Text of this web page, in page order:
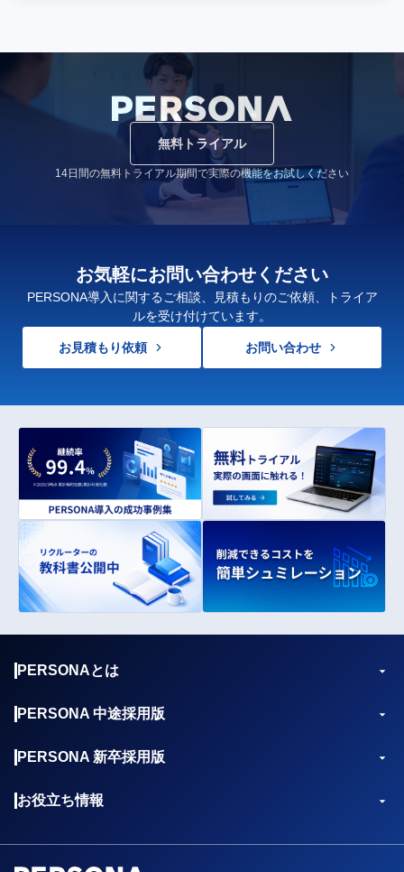
無料トライアル
14日間の無料トライアル期間で実際の機能をお試しください
お気軽にお問い合わせください
PERSONA導入に関するご相談、見積もりのご依頼、トライア
ルを受け付けています。
お見積もり依頼 お問い合わせ
PERSONAとは
PERSONA 中途採用版
PERSONA 新卒採用版
お役立ち情報